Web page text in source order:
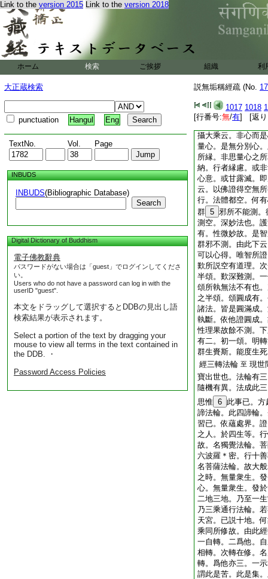
Link to the version 2015 Link to the version 2018
ホーム 検索 ご挨拶 組織 利
大正蔵検索
punctuation Hangul Eng
TextNo. Vol. Page
INBUDS
INBUDS(Bibliographic Database)
Search
Digital Dictionary of Buddhism
電子佛教辭典
パスワードがない場合は「guest」でログインしてくださ
い。
Users who do not have a password can log in with the
userID "guest".
本文をドラッグして選択するとDDBの見出し語
検索結果が表示されます。
Select a portion of the text by dragging your
mouse to view all terms in the text contained in
the DDB. ・
Password Access Policies
説無垢稱經疏 (No.
1017 1018
[行番号:無/有] [返り
亡者。顯不無法。
説契空有理果
經始在佛樹 至 所
十力降。
4
得甘露滅及勝菩提
得不死故。勝菩提
勝菩提。然此所説
之心所受所行。亦
攝大乘云。非心而
量心。是無分別心
所縁。非思量心之
納。行者縁慮。或
心意。或甘露滅。
云。以佛證得空無
行。法體都空。何
群 5 邪所不能測。
測空。深妙法也。
有。性微妙故。是
群邪不測。由此下
可以心得。唯智所
歎所説空有道理。
半頌。歎深難測。
頌所執無法不有也
之半頌。頌圓成有
諸法。皆是圓滿成
執斷。依他證圓成
性理果故餘不測。
有二。初一頌。明
群生賚斯。能度生死
經三轉法輪 至 現世
寶出世也。法輪有
隨機有異。法成此
思惟 6 此事已。方
諦法輪。此四諦輪
習已。依蘊處界。
之人。於四生等。
故。名獨覺法輪。
六波羅＊密。行十
名菩薩法輪。故大
之時。無量衆生。
心。無量衆生。發
二地三地。乃至一
乃三乘通行法輪。
天宮。已説十地。
乘同所修故。由此
一自轉。二爲他。
相轉。次轉在修。
轉。爲他亦三。一
謂此是苦。此是集